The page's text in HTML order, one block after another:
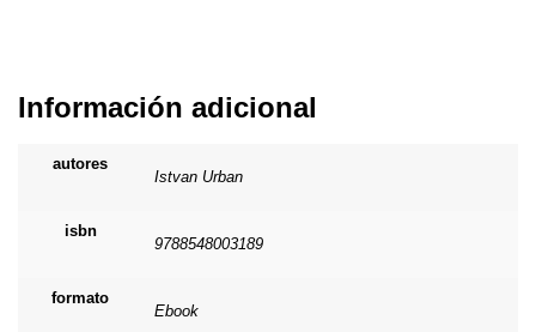
Información adicional
autores
Istvan Urban
isbn
9788548003189
formato
Ebook